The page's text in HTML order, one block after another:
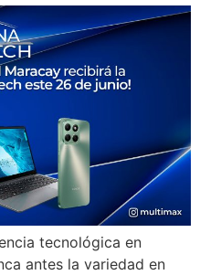
tecnológica en
antes la variedad en